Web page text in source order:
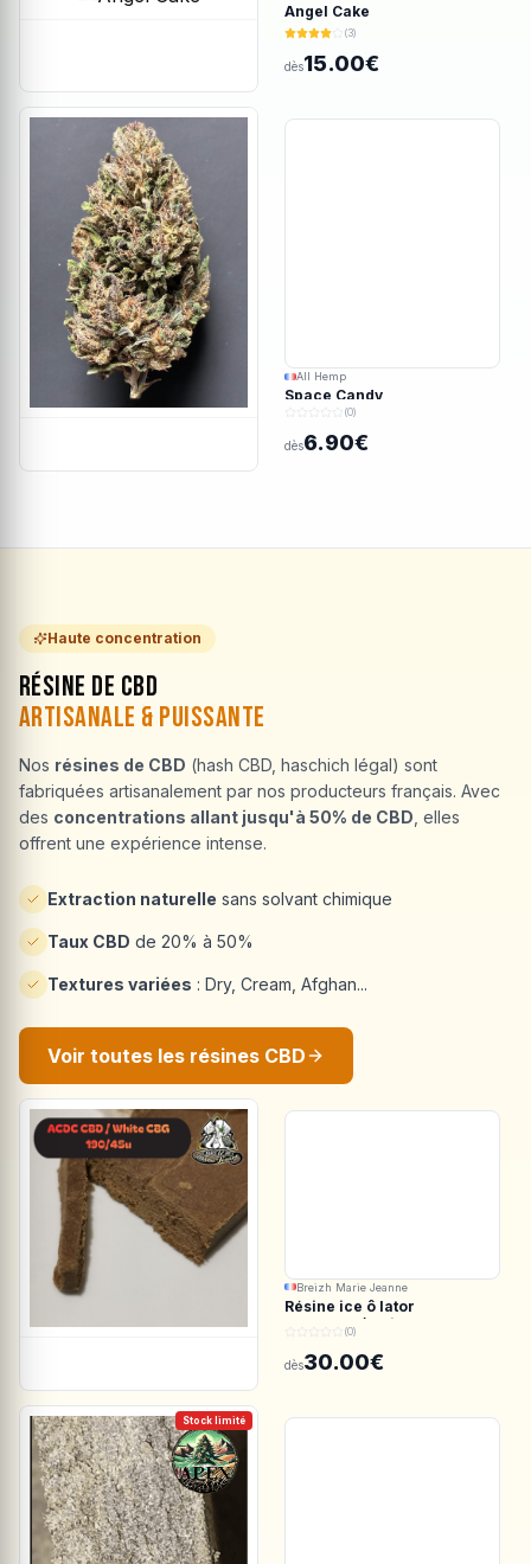
Angel Cake
(3)
dès15.00€
All Hemp
Space Candy
(0)
dès6.90€
Breizh Marie Jeanne
Résine ice ô lator
ACDC.CBD/White CBG
(0)
dès30.00€
Stock limité
Haute concentration
Résine de CBD
Artisanale & Puissante
Nos résines de CBD (hash CBD, haschich légal) sont
fabriquées artisanalement par nos producteurs français. Avec
des concentrations allant jusqu'à 50% de CBD , elles
offrent une expérience intense.
Extraction naturelle sans solvant chimique
Taux CBD de 20% à 50%
Textures variées : Dry, Cream, Afghan...
Voir toutes les résines CBD